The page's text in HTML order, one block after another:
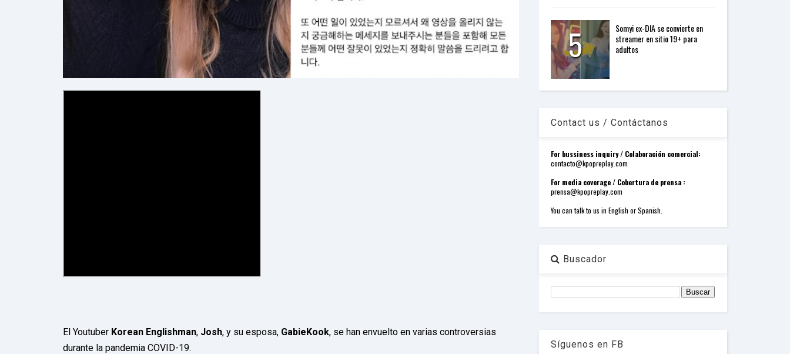
El Youtuber Korean Englishman, Josh, y su esposa, GabieKook, se han envuelto en varias controversias
durante la pandemia COVID-19.
5
Somyi ex-DIA se convierte en
streamer en sitio 19+ para
adultos
Contact us / Contáctanos
For bussiness inquiry / Colaboración comercial:
contacto@kpopreplay.com
For media coverage / Cobertura de prensa :
prensa@kpopreplay.com
You can talk to us in English or Spanish.
Buscador
Síguenos en FB
G
N
p
w
e
r
W
d
P
e
s
s
W
e
e
g
n
e